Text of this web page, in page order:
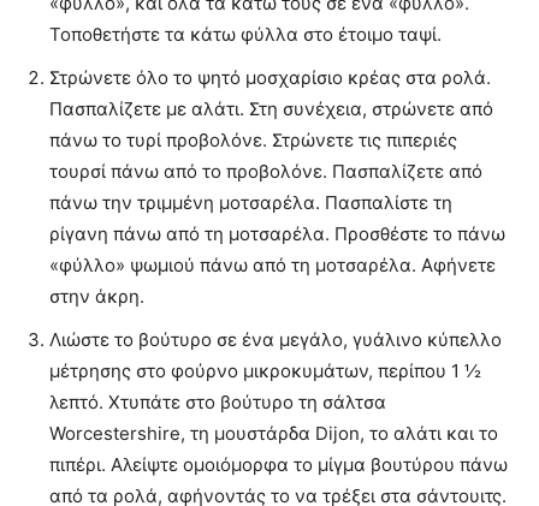
Τοποθετήστε τα κάτω φύλλα στο έτοιμο ταψί.
Στρώνετε όλο το ψητό μοσχαρίσιο κρέας στα ρολά.
Πασπαλίζετε με αλάτι. Στη συνέχεια, στρώνετε από
πάνω το τυρί προβολόνε. Στρώνετε τις πιπεριές
τουρσί πάνω από το προβολόνε. Πασπαλίζετε από
πάνω την τριμμένη μοτσαρέλα. Πασπαλίστε τη
ρίγανη πάνω από τη μοτσαρέλα. Προσθέστε το πάνω
«φύλλο» ψωμιού πάνω από τη μοτσαρέλα. Αφήνετε
στην άκρη.
Λιώστε το βούτυρο σε ένα μεγάλο, γυάλινο κύπελλο
μέτρησης στο φούρνο μικροκυμάτων, περίπου 1 ½
λεπτό. Χτυπάτε στο βούτυρο τη σάλτσα
Worcestershire, τη μουστάρδα Dijon, το αλάτι και το
πιπέρι. Αλείψτε ομοιόμορφα το μίγμα βουτύρου πάνω
από τα ρολά, αφήνοντάς το να τρέξει στα σάντουιτς.